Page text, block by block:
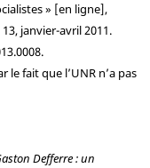
» [en ligne],
13, janvier-avril 2011.
fait que l’UNR n’a pas
Defferre : un